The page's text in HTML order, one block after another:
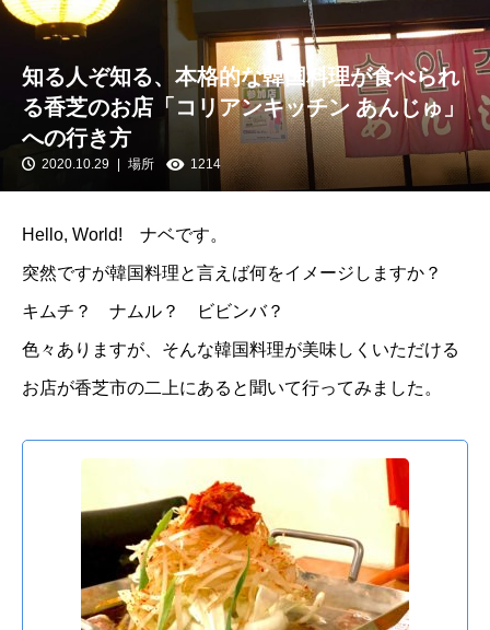
知る人ぞ知る、本格的な韓国料理が食べられ
る香芝のお店「コリアンキッチン あんじゅ」
への行き方
2020.10.29 場所 1214
Hello, World! ナベです。
突然ですが韓国料理と言えば何をイメージしますか？
キムチ？ ナムル？ ビビンバ？
色々ありますが、そんな韓国料理が美味しくいただける
お店が香芝市の二上にあると聞いて行ってみました。